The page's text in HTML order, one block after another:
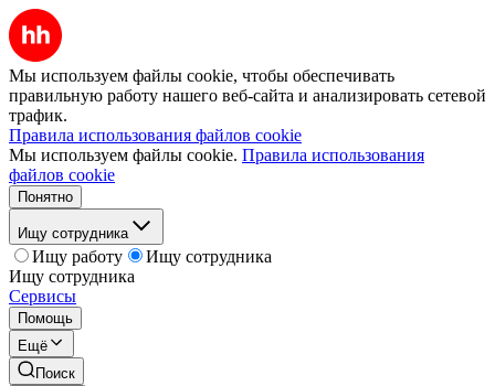
Мы используем файлы cookie, чтобы обеспечивать
правильную работу нашего веб-сайта и анализировать сетевой
трафик.
Правила использования файлов cookie
Мы используем файлы cookie. Правила использования
файлов cookie
Понятно
Ищу сотрудника
Ищу работу
Ищу сотрудника
Ищу сотрудника
Сервисы
Помощь
Ещё
Поиск